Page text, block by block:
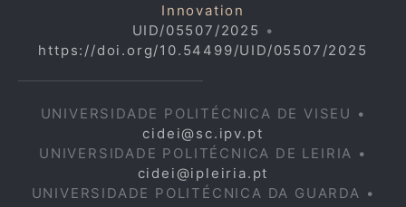
Innovation
UID/05507/2025 •
https://doi.org/10.54499/UID/05507/2025
UNIVERSIDADE POLITÉCNICA DE VISEU •
cidei@sc.ipv.pt
UNIVERSIDADE POLITÉCNICA DE LEIRIA •
cidei@ipleiria.pt
UNIVERSIDADE POLITÉCNICA DA GUARDA •